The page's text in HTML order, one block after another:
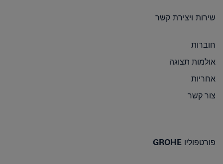
שירות ויצירת קשר
חוברות
אולמות תצוגה
אחריות
צור קשר
פורטפוליו GROHE